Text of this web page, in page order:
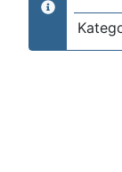
info